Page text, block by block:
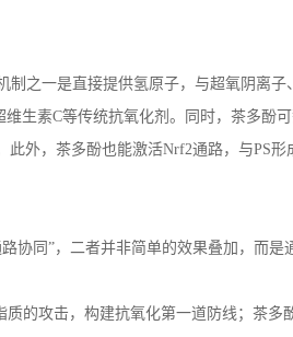
之一是直接提供氢原子，与超氧阴离
维生素C等传统抗氧化剂。同时，茶多酚
此外，茶多酚也能激活Nrf2通路，与PS形
协同”，二者并非简单的效果叠加，而是
质的攻击，构建抗氧化第一道防线；茶多